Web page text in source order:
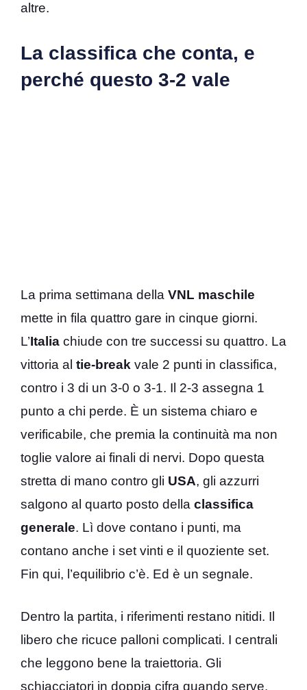
altre.
La classifica che conta, e
perché questo 3-2 vale
La prima settimana della VNL maschile
mette in fila quattro gare in cinque giorni.
L’Italia chiude con tre successi su quattro. La
vittoria al tie-break vale 2 punti in classifica,
contro i 3 di un 3-0 o 3-1. Il 2-3 assegna 1
punto a chi perde. È un sistema chiaro e
verificabile, che premia la continuità ma non
toglie valore ai finali di nervi. Dopo questa
stretta di mano contro gli USA, gli azzurri
salgono al quarto posto della classifica
generale. Lì dove contano i punti, ma
contano anche i set vinti e il quoziente set.
Fin qui, l’equilibrio c’è. Ed è un segnale.
Dentro la partita, i riferimenti restano nitidi. Il
libero che ricuce palloni complicati. I centrali
che leggono bene la traiettoria. Gli
schiacciatori in doppia cifra quando serve.